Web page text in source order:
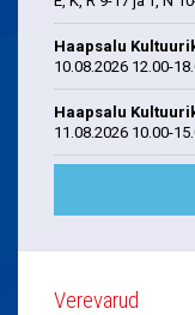
Haapsalu
10.08.2026 12.00-
Haapsalu
11.08.2026 10.00-
Verevarud